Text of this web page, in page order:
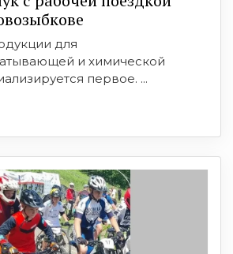
для
и химической
первое. ...